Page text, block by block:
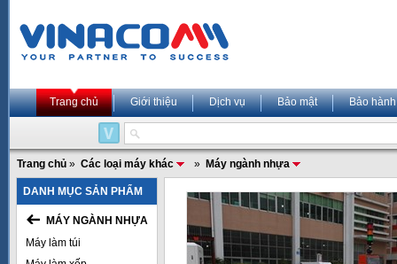
Trang chủ Giới thiệu Dịch vụ Bảo mật Bảo hành
Trang chủ » Các loại máy khác » Máy ngành nhựa
DANH MỤC SẢN PHẨM
MÁY NGÀNH NHỰA
Máy làm túi